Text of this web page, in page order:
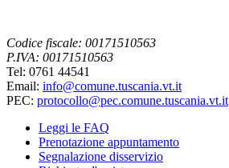
Codice fiscale: 00171510563
P.IVA: 00171510563
Tel: 0761 44541
Email: info@comune.tuscania.vt.it
PEC: protocollo@pec.comune.tuscania.vt.it
Leggi le FAQ
Prenotazione appuntamento
Segnalazione disservizio